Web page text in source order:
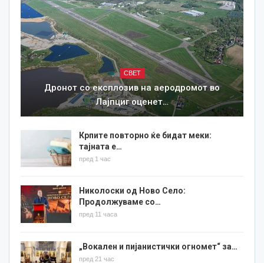
СВЕТ
Дронот со експлозив на аеродромот во
Лајпциг оценет…
Крпите повторно ќе бидат меки:
тајната е…
пред 1 час
Николоски од Ново Село:
Продолжуваме со…
пред 11 часа
„Вокален и пијанистички огномет“ за…
пред 21 час